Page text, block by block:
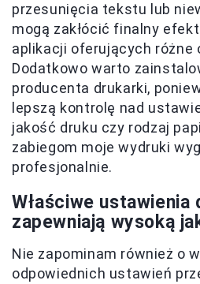
przesunięcia tekstu lub
mogą zakłócić finalny
aplikacji oferujących różne
Dodatkowo warto
producenta drukarki,
lepszą kontrolę nad
jakość druku czy rodzaj
zabiegom moje wydruki
profesjonalnie.
Właściwe ustawienia
zapewniają wysoką
Nie zapominam również o
odpowiednich ustawień